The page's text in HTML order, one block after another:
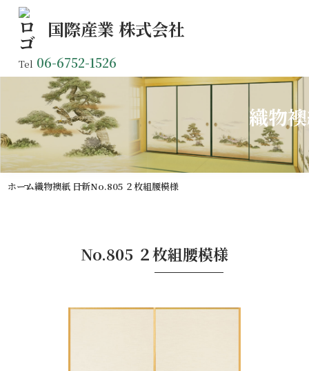
国際産業 株式会社
Tel 06-6752-1526
織物
ホーム織物襖紙 日新No.805 ２枚組腰模様
No.805 ２枚組腰模様